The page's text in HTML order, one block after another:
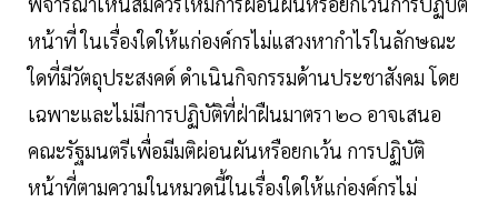
หน้าที่ ในเรื่องใดให้แก่องค์กรไม่แสวงหากำไรในลักษณะ
ใดที่มีวัตถุประสงคด์ ดำเนินกิจกรรมด้านประชาสังคม โดย
เฉพาะและไม่มีการปฏิบัติที่ฝ่าฝืนมาตรา ๒๐ อาจเสนอ
คณะรัฐมนตรีเพื่อมีมติผ่อนผันหรือยกเว้น การปฏิบัติ
หน้าที่ตามความในหมวดนี้ในเรื่องใดให้แก่องค์กรไม่